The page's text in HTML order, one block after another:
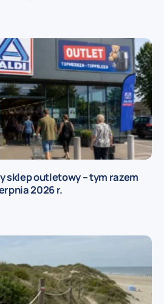
sklep outletowy – tym razem
2026 r.